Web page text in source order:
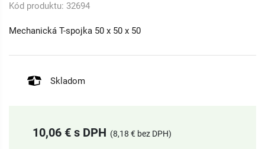
Kód produktu: 32694
Mechanická T-spojka 50 x 50 x 50
Skladom
10,06 € s DPH (8,18 € bez DPH)